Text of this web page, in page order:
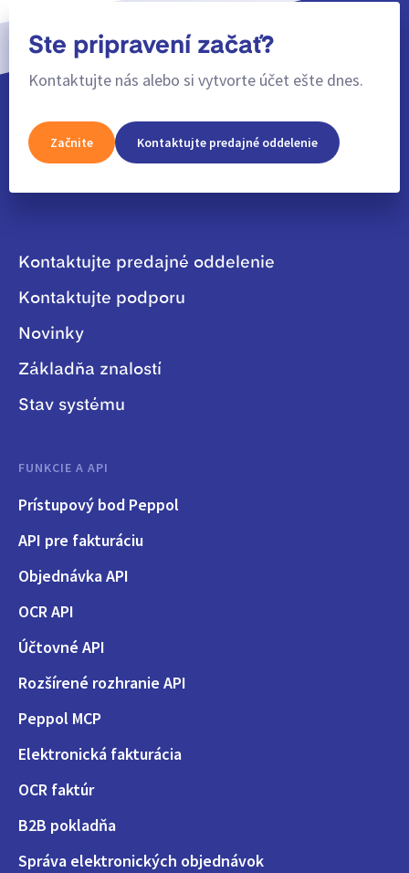
Ste pripravení začať?
Kontaktujte nás alebo si vytvorte účet ešte dnes.
Začnite Kontaktujte predajné oddelenie
Kontaktujte predajné oddelenie
Kontaktujte podporu
Novinky
Základňa znalostí
Stav systému
FUNKCIE A API
Prístupový bod Peppol
API pre fakturáciu
Objednávka API
OCR API
Účtovné API
Rozšírené rozhranie API
Peppol MCP
Elektronická fakturácia
OCR faktúr
B2B pokladňa
Správa elektronických objednávok